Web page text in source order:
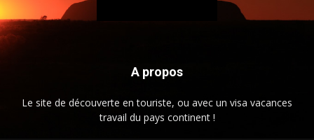
A propos
Le site de découverte en touriste, ou avec un visa vacances
travail du pays continent !